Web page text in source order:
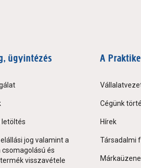
ügyintézés
letöltés
jog valamint a
csomagolású és
visszavétele
A
Cégünk
Hírek
Társadalmi